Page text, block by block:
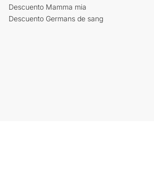
Descuento Mamma mia
Descuento Germans de sang